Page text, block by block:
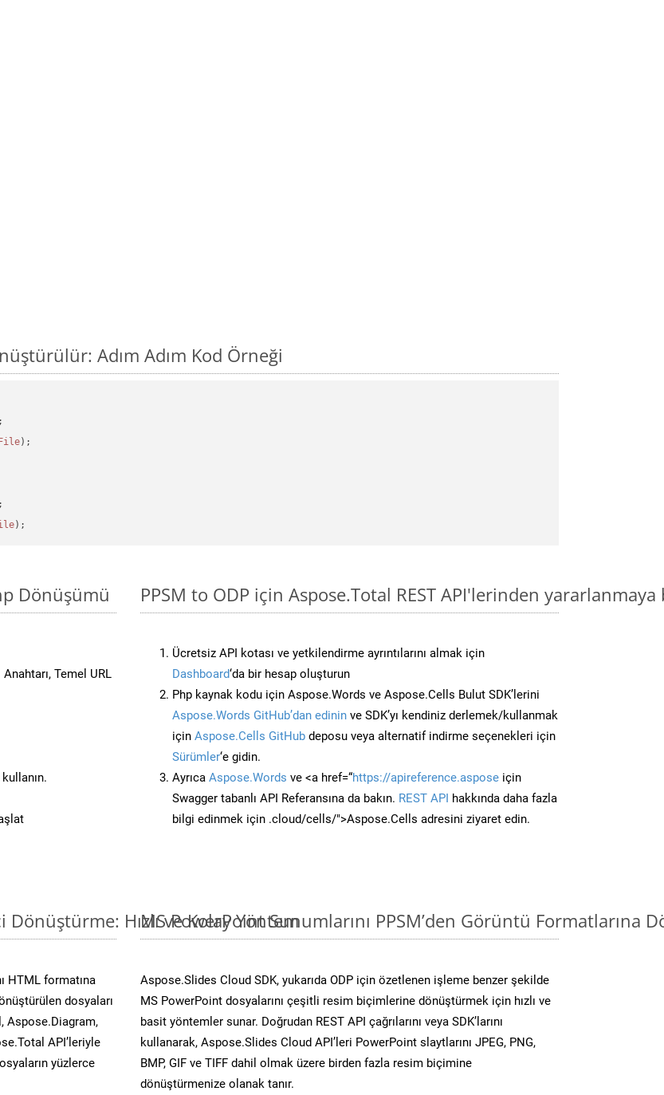
Adım Adım Kod Örneği
);
Dönüşümü
Temel URL
PPSM to ODP için Aspose.Total REST API'lerinden yararlanmaya
Ücretsiz API kotası ve yetkilendirme ayrıntılarını almak için
Dashboard‘da bir hesap oluşturun
Php kaynak kodu için Aspose.Words ve Aspose.Cells Bulut SDK’lerini
Aspose.Words GitHub’dan edinin ve SDK’yı kendiniz derlemek/kullanmak
için Aspose.Cells GitHub deposu veya alternatif indirme seçenekleri için
Sürümler‘e gidin.
Ayrıca Aspose.Words ve <a href=“https://apireference.aspose için
Swagger tabanlı API Referansına da bakın. REST API hakkında daha fazla
bilgi edinmek için .cloud/cells/">Aspose.Cells adresini ziyaret edin.
Dönüştürme: Hızlı ve Kolay Yöntem
HTML formatına
dosyaları
Aspose.Diagram,
API’leriyle
yüzlerce
MS PowerPoint Sunumlarını PPSM’den Görüntü Formatlarına
Aspose.Slides Cloud SDK, yukarıda ODP için özetlenen işleme benzer şekilde
MS PowerPoint dosyalarını çeşitli resim biçimlerine dönüştürmek için hızlı ve
basit yöntemler sunar. Doğrudan REST API çağrılarını veya SDK’larını
kullanarak, Aspose.Slides Cloud API’leri PowerPoint slaytlarını JPEG, PNG,
BMP, GIF ve TIFF dahil olmak üzere birden fazla resim biçimine
dönüştürmenize olanak tanır.